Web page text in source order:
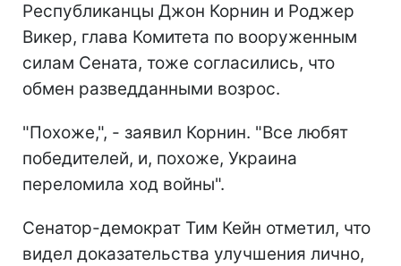
Республиканцы Джон Корнин и Роджер
Викер, глава Комитета по вооруженным
силам Сената, тоже согласились, что
обмен разведданными возрос.
"Похоже,", - заявил Корнин. "Все любят
победителей, и, похоже, Украина
переломила ход войны".
Сенатор-демократ Тим Кейн отметил, что
видел доказательства улучшения лично,